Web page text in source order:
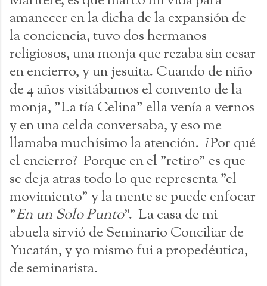
amanecer en la dicha de la expansión de
la conciencia, tuvo dos hermanos
religiosos, una monja que rezaba sin cesar
en encierro, y un jesuita. Cuando de niño
de 4 años visitábamos el convento de la
monja, "La tía Celina" ella venía a vernos
y en una celda conversaba, y eso me
llamaba muchísimo la atención. ¿Por qué
el encierro? Porque en el "retiro" es que
se deja atras todo lo que representa "el
movimiento" y la mente se puede enfocar
"En un Solo Punto". La casa de mi
abuela sirvió de Seminario Conciliar de
Yucatán, y yo mismo fui a propedéutica,
de seminarista.